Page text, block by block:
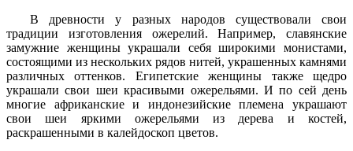
В древности у разных народов существовали свои
традиции изготовления ожерелий. Например, славянские
замужние женщины украшали себя широкими монистами,
состоящими из нескольких рядов нитей, украшенных камнями
различных оттенков. Египетские женщины также щедро
украшали свои шеи красивыми ожерельями. И по сей день
многие африканские и индонезийские племена украшают
свои шеи яркими ожерельями из дерева и костей,
раскрашенными в калейдоскоп цветов.